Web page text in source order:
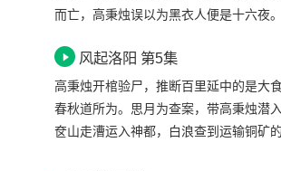
而亡，高秉烛误以为黑衣人便是十六夜
风起洛阳 第5集
高秉烛开棺验尸，推断百里延中的是大
春秋道所为。思月为查案，带高秉烛潜
奁山走漕运入神都，白浪查到运输铜矿